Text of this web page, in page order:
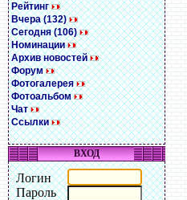
Рейтинг
Вчера (132)
Сегодня (106)
Номинации
Архив новостей
Форум
Фотогалерея
Фотоальбом
Чат
Ссылки
ВХОД
Логин
Пароль